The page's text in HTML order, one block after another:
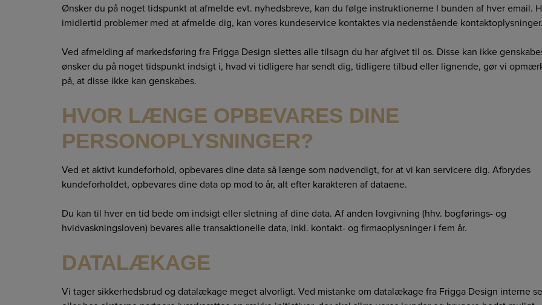
Ønsker du på noget tidspunkt at afmelde evt. nyhedsbreve, kan du følge instruktionerne I bunden af hver email.
imidlertid problemer med at afmelde dig, kan vores kundeservice kontaktes via nedenstående kontaktoplysninger.
Ved afmelding af markedsføring fra Frigga Design slettes alle tilsagn du har afgivet til os. Disse kan ikke
ønsker du på noget tidspunkt indsigt i, hvad vi tidligere har sendt dig, tidligere tilbud eller lignende, gør vi
på, at disse ikke kan genskabes.
HVOR LÆNGE OPBEVARES DINE
PERSONOPLYSNINGER?
Ved et aktivt kundeforhold, opbevares dine data så længe som nødvendigt, for at vi kan servicere dig. Afbrydes
kundeforholdet, opbevares dine data op mod to år, alt efter karakteren af dataene.
Du kan til hver en tid bede om indsigt eller sletning af dine data. Af anden lovgivning (hhv. bogførings- og
hvidvaskningsloven) bevares alle transaktionelle data, inkl. kontakt- og firmaoplysninger i fem år.
DATALÆKAGE
Vi tager sikkerhedsbrud og datalækage meget alvorligt. Ved mistanke om datalækage fra Frigga Design interne